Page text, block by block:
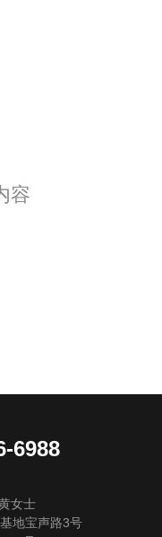
容
6988
女士
基地宝声路3号